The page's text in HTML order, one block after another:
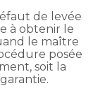
de levée
à obtenir le
le maître
posée
soit la